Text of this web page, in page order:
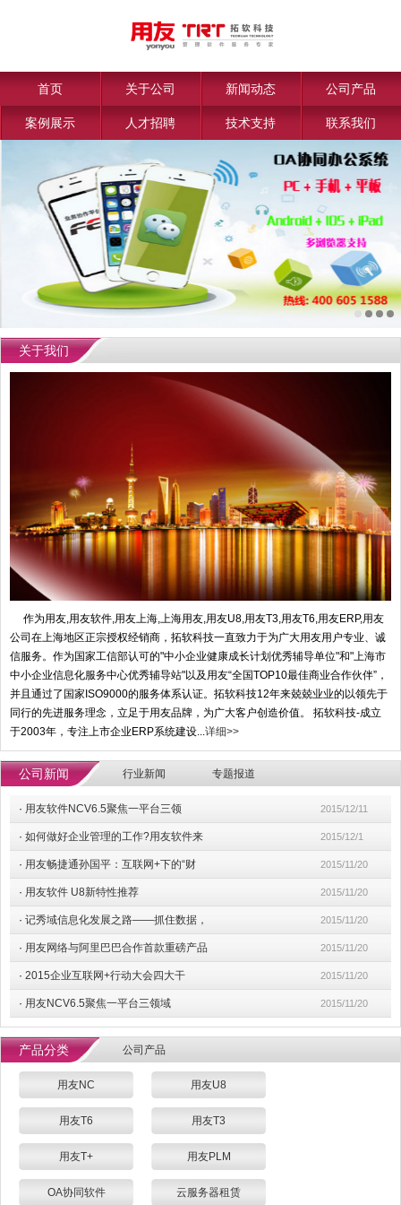
首页 关于公司 新闻动态 公司产品
案例展示 人才招聘 技术支持 联系我们
关于我们
作为用友,用友软件,用友上海,上海用友,用友U8,用友T3,用友T6,用友ERP,用友
公司在上海地区正宗授权经销商，拓软科技一直致力于为广大用友用户专业、诚
信服务。作为国家工信部认可的"中小企业健康成长计划优秀辅导单位"和"上海市
中小企业信息化服务中心优秀辅导站"以及用友“全国TOP10最佳商业合作伙伴”，
并且通过了国家ISO9000的服务体系认证。拓软科技12年来兢兢业业的以领先于
同行的先进服务理念，立足于用友品牌，为广大客户创造价值。 拓软科技-成立
于2003年，专注上市企业ERP系统建设...详细>>
公司新闻 行业新闻 专题报道
· 用友软件NCV6.5聚焦一平台三领 2015/12/11
· 如何做好企业管理的工作?用友软件来 2015/12/1
· 用友畅捷通孙国平：互联网+下的“财 2015/11/20
· 用友软件 U8新特性推荐 2015/11/20
· 记秀域信息化发展之路——抓住数据， 2015/11/20
· 用友网络与阿里巴巴合作首款重磅产品 2015/11/20
· 2015企业互联网+行动大会四大干 2015/11/20
· 用友NCV6.5聚焦一平台三领域 2015/11/20
产品分类 公司产品
用友NC 用友U8
用友T6 用友T3
用友T+ 用友PLM
OA协同软件 云服务器租赁